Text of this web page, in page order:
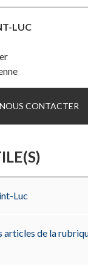
LUC
NOUS CONTACTER
Luc
articles de la